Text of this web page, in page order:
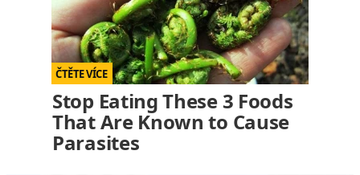
Stop Eating These 3 Foods
That Are Known to Cause
Parasites